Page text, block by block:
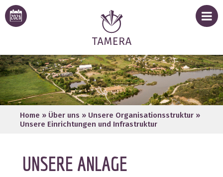
Home » Über uns » Unsere Organisationsstruktur »
Unsere Einrichtungen und Infrastruktur
UNSERE ANLAGE